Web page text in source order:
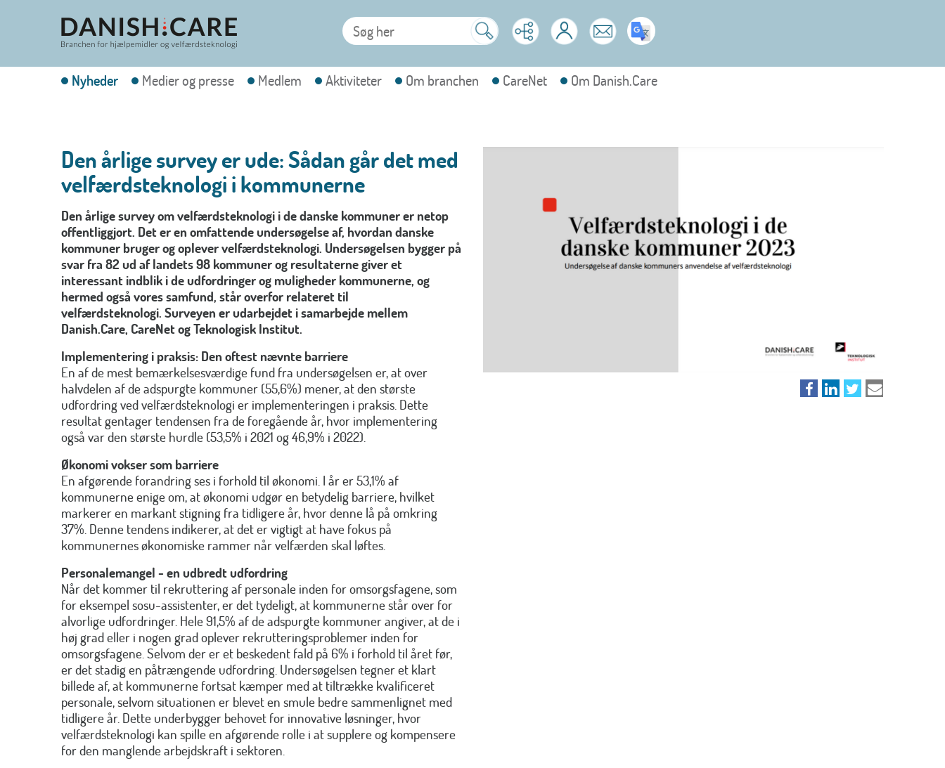
Nyheder Medier og presse Medlem Aktiviteter Om branchen CareNet Om Danish.Care
Den årlige survey er ude: Sådan går det med
velfærdsteknologi i kommunerne
Den årlige survey om velfærdsteknologi i de danske kommuner er netop
offentliggjort. Det er en omfattende undersøgelse af, hvordan danske
kommuner bruger og oplever velfærdsteknologi. Undersøgelsen bygger på
svar fra 82 ud af landets 98 kommuner og resultaterne giver et
interessant indblik i de udfordringer og muligheder kommunerne, og
hermed også vores samfund, står overfor relateret til
velfærdsteknologi. Surveyen er udarbejdet i samarbejde mellem
Danish.Care, CareNet og Teknologisk Institut.
Implementering i praksis: Den oftest nævnte barriere
En af de mest bemærkelsesværdige fund fra undersøgelsen er, at over
halvdelen af de adspurgte kommuner (55,6%) mener, at den største
udfordring ved velfærdsteknologi er implementeringen i praksis. Dette
resultat gentager tendensen fra de foregående år, hvor implementering
også var den største hurdle (53,5% i 2021 og 46,9% i 2022).
Økonomi vokser som barriere
En afgørende forandring ses i forhold til økonomi. I år er 53,1% af
kommunerne enige om, at økonomi udgør en betydelig barriere, hvilket
markerer en markant stigning fra tidligere år, hvor denne lå på omkring
37%. Denne tendens indikerer, at det er vigtigt at have fokus på
kommunernes økonomiske rammer når velfærden skal løftes.
Personalemangel - en udbredt udfordring
Når det kommer til rekruttering af personale inden for omsorgsfagene, som
for eksempel sosu-assistenter, er det tydeligt, at kommunerne står over for
alvorlige udfordringer. Hele 91,5% af de adspurgte kommuner angiver, at de i
høj grad eller i nogen grad oplever rekrutteringsproblemer inden for
omsorgsfagene. Selvom der er et beskedent fald på 6% i forhold til året før,
er det stadig en påtrængende udfordring. Undersøgelsen tegner et klart
billede af, at kommunerne fortsat kæmper med at tiltrække kvalificeret
personale, selvom situationen er blevet en smule bedre sammenlignet med
tidligere år. Dette underbygger behovet for innovative løsninger, hvor
velfærdsteknologi kan spille en afgørende rolle i at supplere og kompensere
for den manglende arbejdskraft i sektoren.